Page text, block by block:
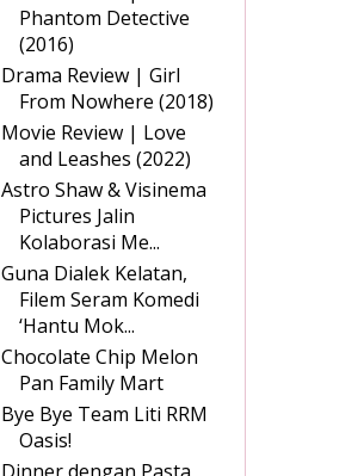
Phantom Detective
(2016)
Drama Review | Girl
From Nowhere (2018)
Movie Review | Love
and Leashes (2022)
Astro Shaw & Visinema
Pictures Jalin
Kolaborasi Me...
Guna Dialek Kelatan,
Filem Seram Komedi
‘Hantu Mok...
Chocolate Chip Melon
Pan Family Mart
Bye Bye Team Liti RRM
Oasis!